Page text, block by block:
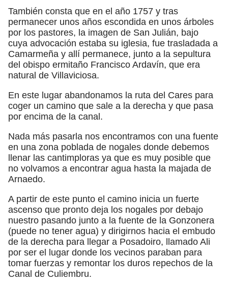
También consta que en el año 1757 y tras
permanecer unos años escondida en unos árboles
por los pastores, la imagen de San Julián, bajo
cuya advocación estaba su iglesia, fue trasladada a
Camarmeña y allí permanece, junto a la sepultura
del obispo ermitaño Francisco Ardavín, que era
natural de Villaviciosa.
En este lugar abandonamos la ruta del Cares para
coger un camino que sale a la derecha y que pasa
por encima de la canal.
Nada más pasarla nos encontramos con una fuente
en una zona poblada de nogales donde debemos
llenar las cantimploras ya que es muy posible que
no volvamos a encontrar agua hasta la majada de
Arnaedo.
A partir de este punto el camino inicia un fuerte
ascenso que pronto deja los nogales por debajo
nuestro pasando junto a la fuente de la Gonzonera
(puede no tener agua) y dirigirnos hacia el embudo
de la derecha para llegar a Posadoiro, llamado Ali
por ser el lugar donde los vecinos paraban para
tomar fuerzas y remontar los duros repechos de la
Canal de Culiembru.